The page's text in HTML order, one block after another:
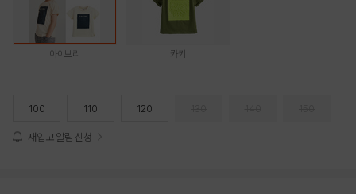
아이보리 카키
100 110 120
재입고 알림 신청